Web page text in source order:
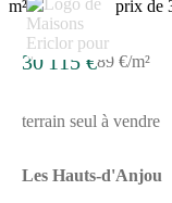
30 115 €89 €/m²
terrain seul à vendre
Les Hauts-d'Anjou